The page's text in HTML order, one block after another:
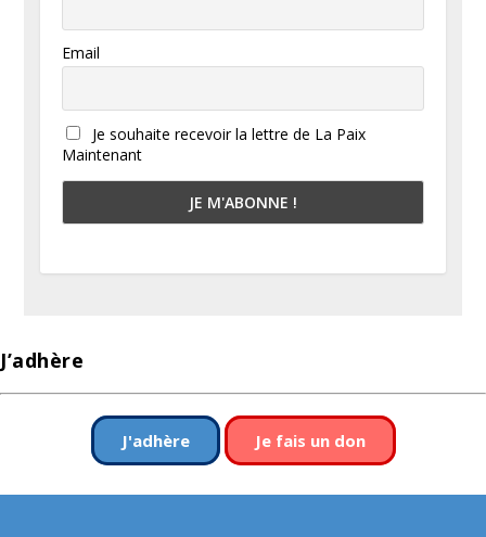
Email
Je souhaite recevoir la lettre de La Paix
Maintenant
J’adhère
J'adhère Je fais un don